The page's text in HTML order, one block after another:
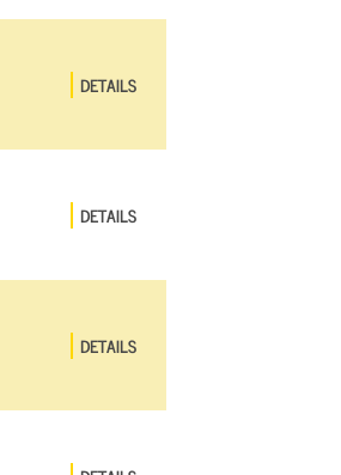
DETAILS
DETAILS
DETAILS